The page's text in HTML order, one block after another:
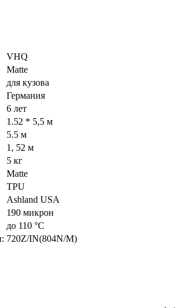
VHQ
Matte
для кузова
Германия
6 лет
1.52 * 5,5 м
5.5 м
1, 52 м
5 кг
Matte
TPU
Ashland USA
190 микрон
до 110 °C
720Z/IN(804N/M)